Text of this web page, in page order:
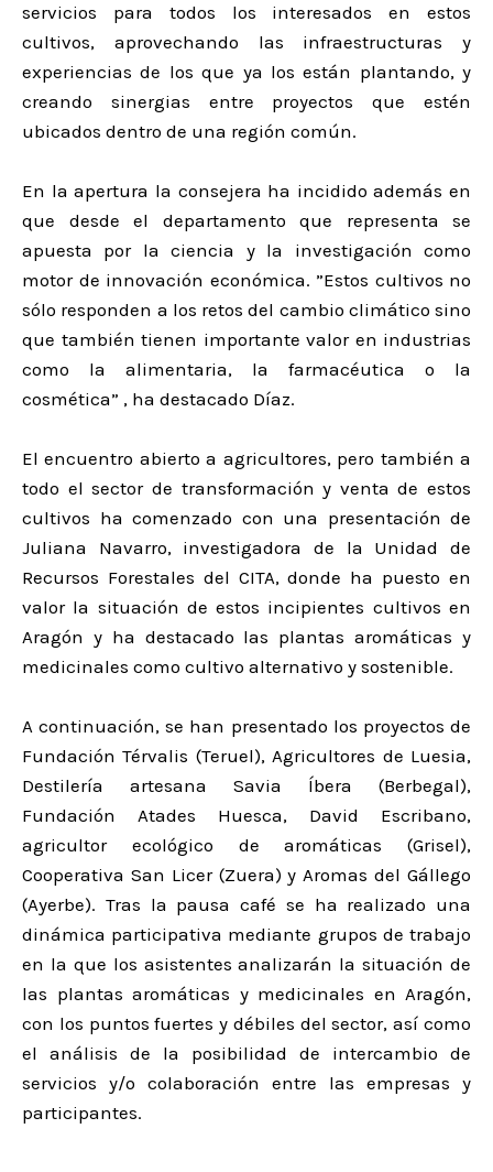
servicios para todos los interesados en estos
cultivos, aprovechando las infraestructuras y
experiencias de los que ya los están plantando, y
creando sinergias entre proyectos que estén
ubicados dentro de una región común.
En la apertura la consejera ha incidido además en
que desde el departamento que representa se
apuesta por la ciencia y la investigación como
motor de innovación económica. ”Estos cultivos no
sólo responden a los retos del cambio climático sino
que también tienen​ importante valor en industrias
como la alimentaria, la farmacéutica o la
cosmética” , ha destacado Díaz.
El encuentro abierto a agricultores, pero también a
todo el sector de transformación y venta de estos
cultivos ha comenzado con una presentación de
Juliana Navarro, investigadora de la Unidad de
Recursos Forestales del CITA, donde ha puesto en
valor la situación de estos incipientes cultivos en
Aragón y ha destacado las plantas aromáticas y
medicinales como cultivo alternativo y sostenible.
A continuación, se han presentado los proyectos de
Fundación Térvalis (Teruel), Agricultores de Luesia,
Destilería artesana Savia Íbera (Berbegal),
Fundación Atades Huesca, David Escribano,
agricultor ecológico de aromáticas (Grisel),
Cooperativa San Licer (Zuera) y Aromas del Gállego
(Ayerbe). Tras la pausa café se ha realizado una
dinámica participativa mediante grupos de trabajo
en la que los asistentes analizarán la situación de
las plantas aromáticas y medicinales en Aragón,
con los puntos fuertes y débiles del sector, así como
el análisis de la posibilidad de intercambio de
servicios y/o colaboración entre las empresas y
participantes.